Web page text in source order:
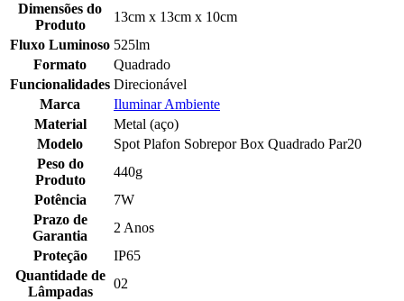
Dimensões do
Produto
13cm x 13cm x 10cm
Fluxo Luminoso 525lm
Formato
Quadrado
Funcionalidades Direcionável
Marca
Iluminar Ambiente
Material
Metal (aço)
Modelo
Spot Plafon Sobrepor Box Quadrado Par20
Peso do
Produto
440g
Potência
7W
Prazo de
Garantia
2 Anos
Proteção
IP65
Quantidade de
Lâmpadas
02